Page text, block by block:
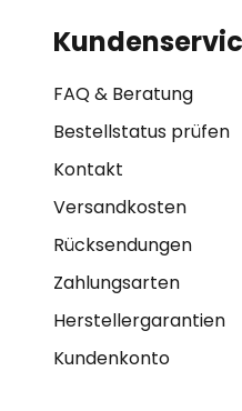
FAQ & Beratung
Bestellstatus prüfen
Kontakt
Versandkosten
Rücksendungen
Zahlungsarten
Herstellergarantien
Kundenkonto